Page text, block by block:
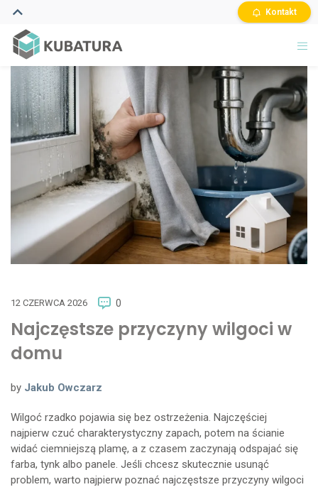
Kontakt
12 CZERWCA 2026 0
Najczęstsze przyczyny wilgoci w
domu
by Jakub Owczarz
Wilgoć rzadko pojawia się bez ostrzeżenia. Najczęściej
najpierw czuć charakterystyczny zapach, potem na ścianie
widać ciemniejszą plamę, a z czasem zaczynają odspajać się
farba, tynk albo panele. Jeśli chcesz skutecznie usunąć
problem, warto najpierw poznać najczęstsze przyczyny wilgoci